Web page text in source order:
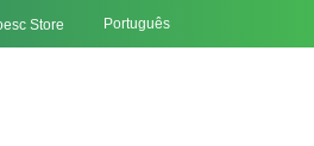
Store Português